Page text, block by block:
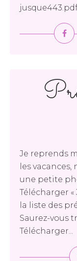
Je reprends
les
une petite
Télécharger «
la liste des
Saurez-vous
Télécharger...